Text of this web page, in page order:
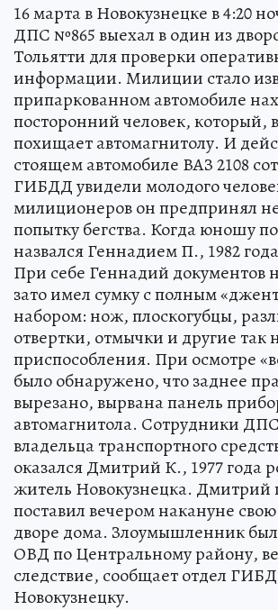
16 марта в Новокузнецке в 4:20
ДПС №865 выехал в один из
Тольятти для проверки
информации. Милиции стало
припаркованном автомобиле
посторонний человек, который,
похищает автомагнитолу. И
стоящем автомобиле ВАЗ 2108
ГИБДД увидели молодого
милиционеров он предпринял
попытку бегства. Когда юношу
назвался Геннадием П., 1982
При себе Геннадий документов
зато имел сумку с полным
набором: нож, плоскогубцы,
отвертки, отмычки и другие
приспособления. При осмотре
было обнаружено, что заднее
вырезано, вырвана панель
автомагнитола. Сотрудники
владельца транспортного
оказался Дмитрий К., 1977 года
житель Новокузнецка. Дмитрий
поставил вечером накануне
дворе дома. Злоумышленник был
ОВД по Центральному району,
следствие, сообщает отдел
Новокузнецку.